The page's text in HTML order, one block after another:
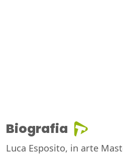
Biografia
Luca Esposito, in arte